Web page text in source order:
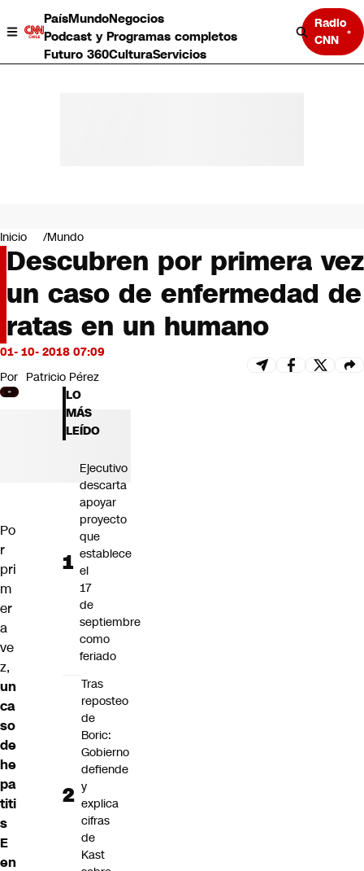
PaísMundoNegocios
Podcast y Programas completos
Futuro 360CulturaServicios
Radio
CNN
Negocios
Deportes
Programas completos
Cultura
Servicios
Bits
CNN tiempo
Futuro 360
Opinión
Inicio Mundo
Descubren por primera vez
un caso de enfermedad de
ratas en un humano
01- 10- 2018 07:09
Por Patricio Pérez
Po
r
pri
m
er
a
ve
z,
un
ca
so
de
he
pa
titi
s
E
en
LO
MÁS
LEÍDO
Ejecutivo
descarta
apoyar
proyecto
que
establece
el
17
de
septiembre
como
feriado
Tras
reposteo
de
Boric:
Gobierno
defiende
y
explica
cifras
de
Kast